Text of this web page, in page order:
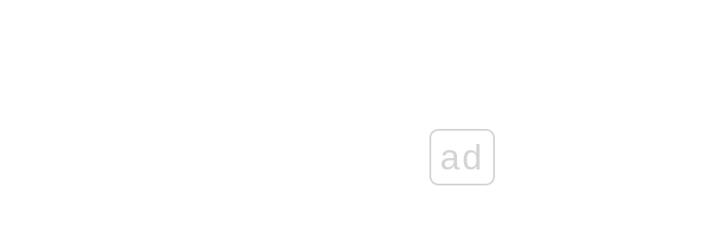
ad